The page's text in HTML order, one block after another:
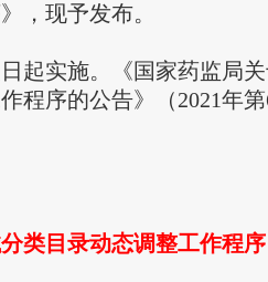
，现予发布。
实施。《国家药监局关
程序的公告》（2021年
类目录动态调整工作程序